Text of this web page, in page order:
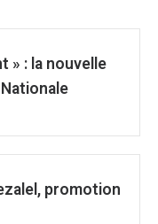
» : la nouvelle
promotion